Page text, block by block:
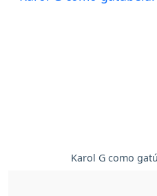
Karol G como